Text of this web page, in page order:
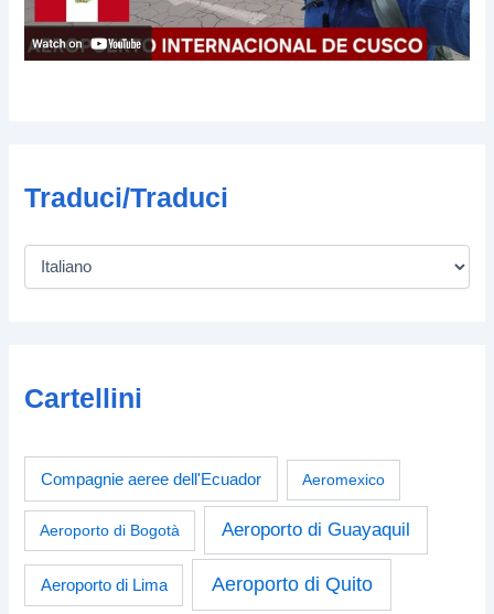
Traduci/Traduci
Cartellini
Compagnie aeree dell'Ecuador Aeromexico
Aeroporto di Bogotà Aeroporto di Guayaquil
Aeroporto di Lima Aeroporto di Quito